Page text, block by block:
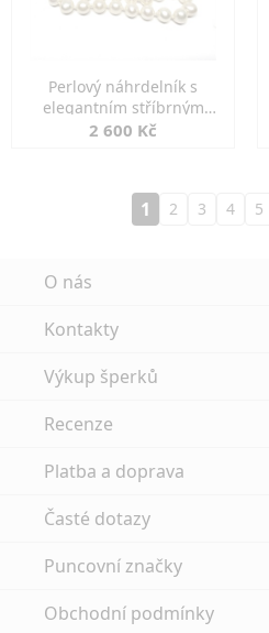
Perlový náhrdelník s
elegantním stříbrným
zapínáním
2 600 Kč
1 2 3 4 5
O nás
Kontakty
Výkup šperků
Recenze
Platba a doprava
Časté dotazy
Puncovní značky
Obchodní podmínky